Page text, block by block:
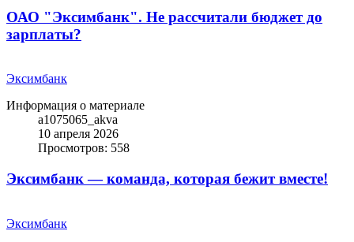
ОАО "Эксимбанк". Не рассчитали бюджет до
зарплаты?
Эксимбанк
Информация о материале
a1075065_akva
10 апреля 2026
Просмотров: 558
Эксимбанк — команда, которая бежит вместе!
Эксимбанк